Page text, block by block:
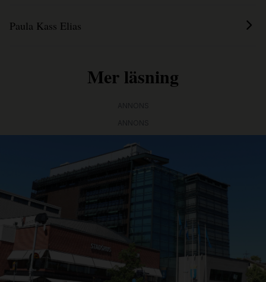
Paula Kass Elias
Mer läsning